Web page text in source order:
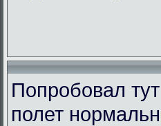
Попробовал
полет